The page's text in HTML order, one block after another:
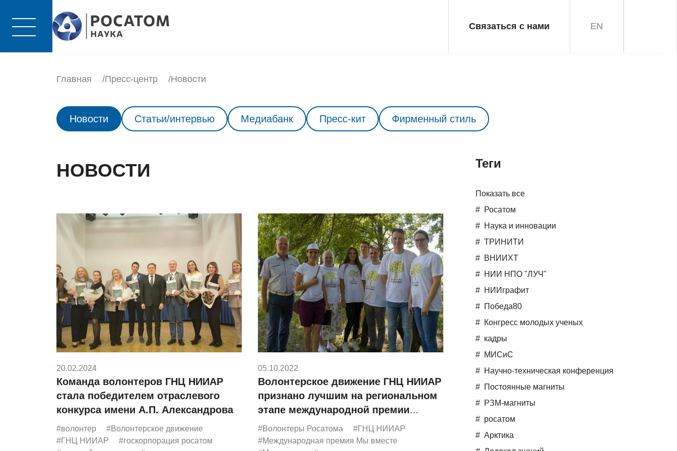
Связаться с нами EN
Главная Пресс-центр Новости
Новости Статьи/интервью Медиабанк Пресс-кит Фирменный стиль
НОВОСТИ
20.02.2024
Команда волонтеров ГНЦ НИИАР
стала победителем отраслевого
конкурса имени А.П. Александрова
#волонтер
#Волонтерское движение
#ГНЦ НИИАР
#госкорпорация росатом
05.10.2022
Волонтерское движение ГНЦ НИИАР
признано лучшим на региональном
этапе международной премии
#МЫВМЕСТЕ
#Волонтеры Росатома
#ГНЦ НИИАР
#Международная премия Мы вместе
Teги
Показать все
Росатом
Наука и инновации
ТРИНИТИ
ВНИИХТ
НИИ НПО "ЛУЧ"
НИИграфит
Победа80
Конгресс молодых ученых
кадры
МИСиС
Научно-техническая конференция
Постоянные магниты
РЗМ-магниты
росатом
Арктика